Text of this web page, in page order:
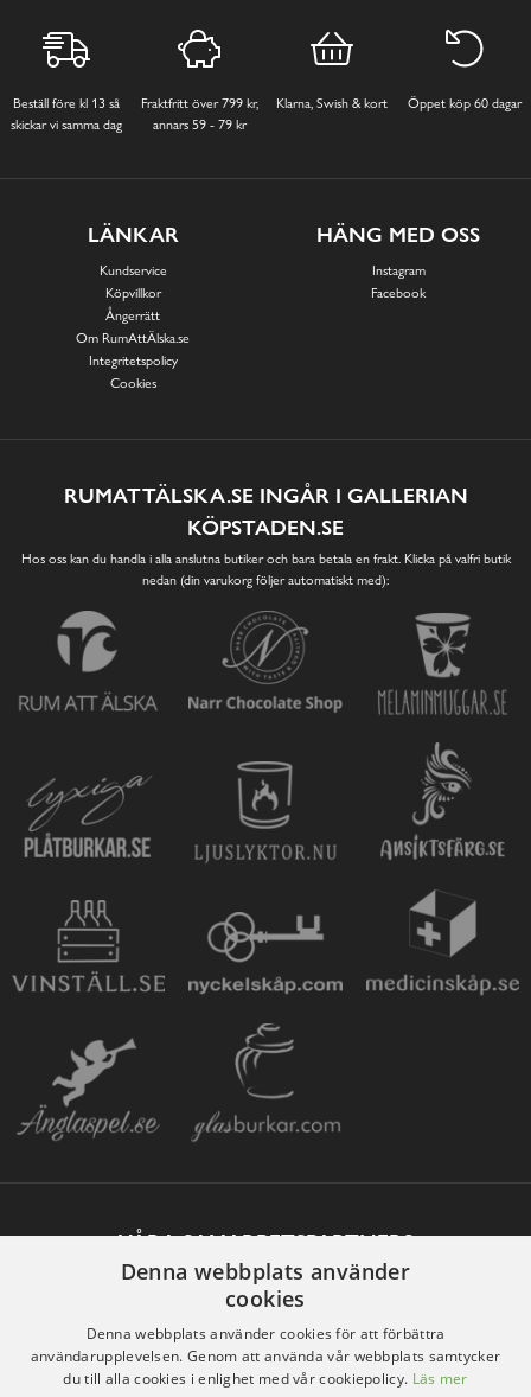
Beställ före kl 13 så
skickar vi samma dag
Fraktfritt över 799 kr,
annars 59 - 79 kr
Klarna, Swish & kort Öppet köp 60 dagar
LÄNKAR
Kundservice
Köpvillkor
Ångerrätt
Om RumAttÄlska.se
Integritetspolicy
Cookies
HÄNG MED OSS
Instagram
Facebook
RUMATTÄLSKA.SE INGÅR I GALLERIAN
KÖPSTADEN.SE
Hos oss kan du handla i alla anslutna butiker och bara betala en frakt. Klicka på valfri butik
nedan (din varukorg följer automatiskt med):
VÅRA SAMARBETSPARTNERS
Denna webbplats använder
cookies
Denna webbplats använder cookies för att förbättra
användarupplevelsen. Genom att använda vår webbplats samtycker
du till alla cookies i enlighet med vår cookiepolicy. Läs mer